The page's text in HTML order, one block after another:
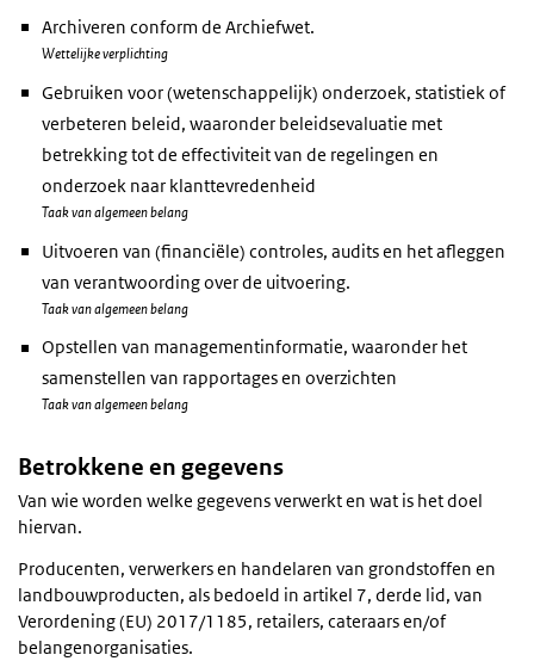
Archiveren conform de Archiefwet.
Wettelijke verplichting
Gebruiken voor (wetenschappelijk) onderzoek, statistiek of
verbeteren beleid, waaronder beleidsevaluatie met
betrekking tot de effectiviteit van de regelingen en
onderzoek naar klanttevredenheid
Taak van algemeen belang
Uitvoeren van (financiële) controles, audits en het afleggen
van verantwoording over de uitvoering.
Taak van algemeen belang
Opstellen van managementinformatie, waaronder het
samenstellen van rapportages en overzichten
Taak van algemeen belang
Betrokkene en gegevens
Van wie worden welke gegevens verwerkt en wat is het doel
hiervan.
Producenten, verwerkers en handelaren van grondstoffen en
landbouwproducten, als bedoeld in artikel 7, derde lid, van
Verordening (EU) 2017/1185, retailers, cateraars en/of
belangenorganisaties.